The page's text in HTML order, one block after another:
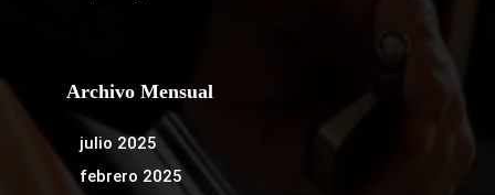
Archivo Mensual
julio 2025
febrero 2025